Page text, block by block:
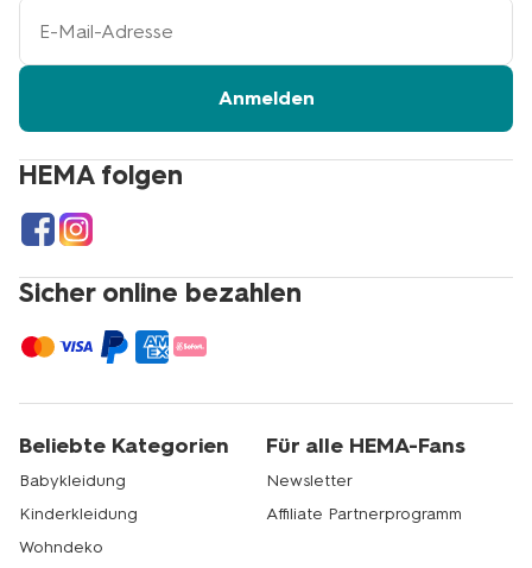
HEMA folgen
Sicher online bezahlen
Ihre
Adresse
Anmelden
Beliebte Kategorien
Babykleidung
Kinderkleidung
Wohndeko
Für alle HEMA-Fans
Newsletter
Affiliate Partnerprogramm